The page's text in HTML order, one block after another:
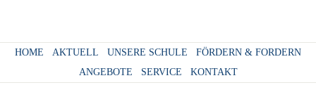
HOME AKTUELL UNSERE SCHULE
FÖRDERN & FORDERN
ANGEBOTE
SERVICE KONTAKT